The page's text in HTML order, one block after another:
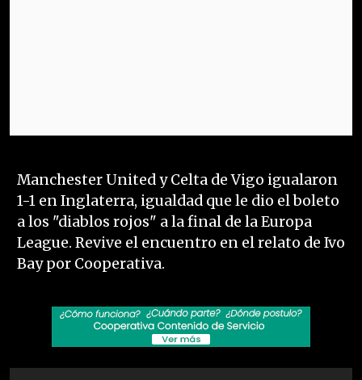
Manchester United y Celta de Vigo igualaron
1-1 en Inglaterra, igualdad que le dio el boleto
a los "diablos rojos" a la final de la Europa
League. Revive el encuentro en el relato de Ivo
Bay por Cooperativa.